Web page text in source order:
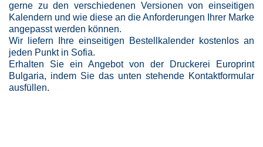
gerne zu den verschiedenen Versionen von einseitigen
Kalendern und wie diese an die Anforderungen Ihrer Marke
angepasst werden können.
Wir liefern Ihre einseitigen Bestellkalender kostenlos an
jeden Punkt in Sofia.
Erhalten Sie ein Angebot von der Druckerei Europrint
Bulgaria, indem Sie das unten stehende Kontaktformular
ausfüllen.